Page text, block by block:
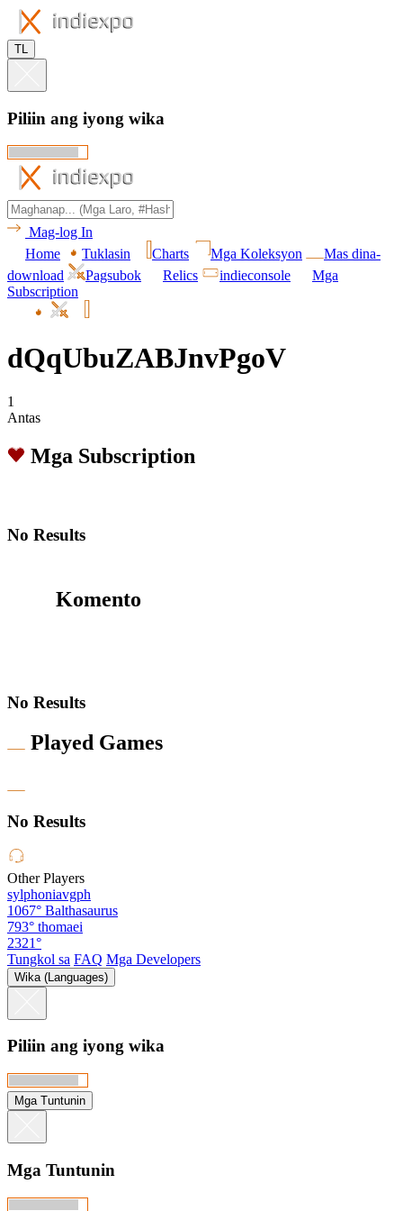
TL
Piliin ang iyong wika
Mag-log In
Home
Tuklasin Charts Mga Koleksyon
Mas dina-
download
Pagsubok Relics indieconsole
Mga
Subscription
dQqUbuZABJnvPgoV
1
Antas
Mga Subscription
No Results
Komento
No Results
Played Games
No Results
Other Players
sylphoniavgph
1067° Balthasaurus
793° thomaei
2321°
Tungkol sa FAQ Mga Developers
Wika (Languages)
Piliin ang iyong wika
Mga Tuntunin
Mga Tuntunin